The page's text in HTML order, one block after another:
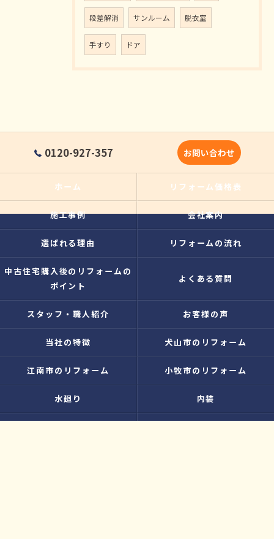
段差解消 サンルーム 脱衣室
手すり ドア
0120-927-357 お問い合わせ
ホーム リフォーム価格表
施工事例 会社案内
選ばれる理由 リフォームの流れ
中古住宅購入後のリフォームの
ポイント
よくある質問
スタッフ・職人紹介 お客様の声
当社の特徴 犬山市のリフォーム
江南市のリフォーム 小牧市のリフォーム
水廻り 内装